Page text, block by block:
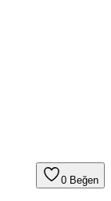
0 Beğen